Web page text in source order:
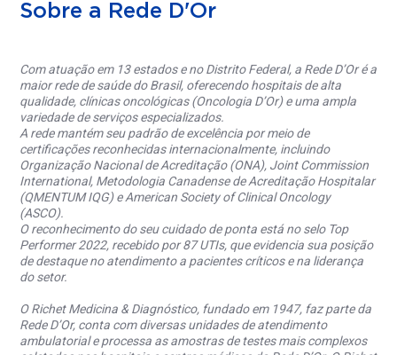
Sobre a Rede D'Or
Com atuação em 13 estados e no Distrito Federal, a Rede D’Or é a
maior rede de saúde do Brasil, oferecendo hospitais de alta
qualidade, clínicas oncológicas (Oncologia D’Or) e uma ampla
variedade de serviços especializados.
A rede mantém seu padrão de excelência por meio de
certificações reconhecidas internacionalmente, incluindo
Organização Nacional de Acreditação (ONA), Joint Commission
International, Metodologia Canadense de Acreditação Hospitalar
(QMENTUM IQG) e American Society of Clinical Oncology
(ASCO).
O reconhecimento do seu cuidado de ponta está no selo Top
Performer 2022, recebido por 87 UTIs, que evidencia sua posição
de destaque no atendimento a pacientes críticos e na liderança
do setor.
O Richet Medicina & Diagnóstico, fundado em 1947, faz parte da
Rede D’Or, conta com diversas unidades de atendimento
ambulatorial e processa as amostras de testes mais complexos